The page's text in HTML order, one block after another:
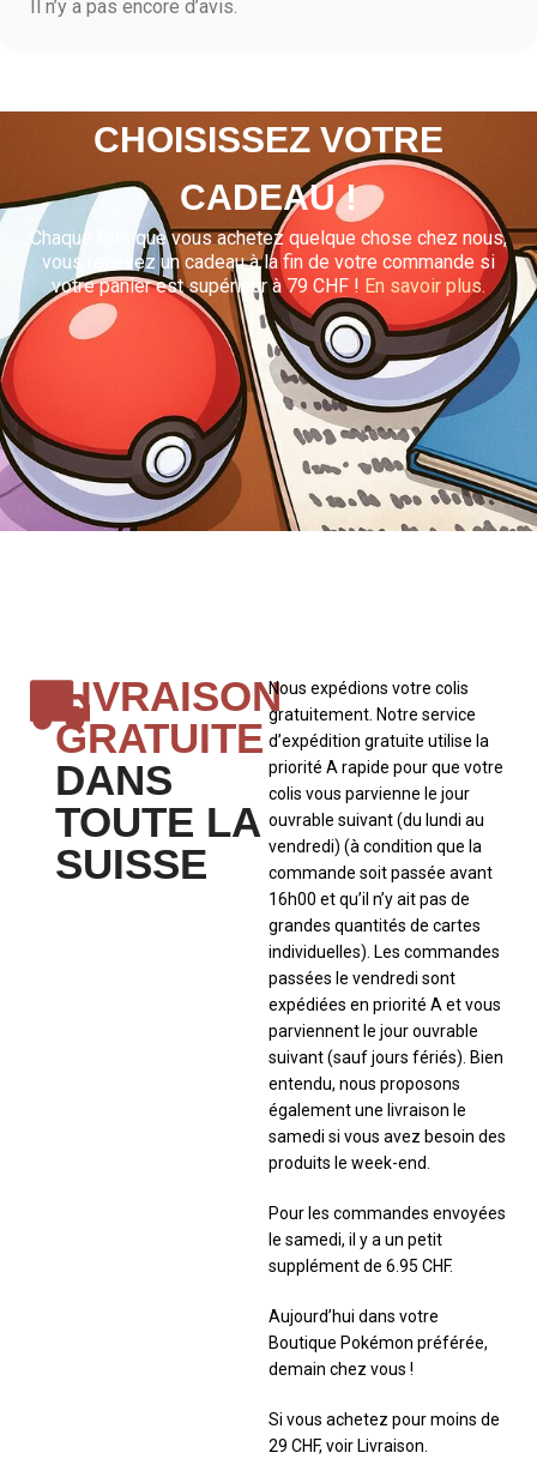
Il n’y a pas encore d’avis.
CHOISISSEZ VOTRE
CADEAU !
Chaque fois que vous achetez quelque chose chez nous,
vous recevez un cadeau à la fin de votre commande si
votre panier est supérieur à 79 CHF ! En savoir plus.
LIVRAISON
GRATUITE
DANS
TOUTE LA
SUISSE
Nous expédions votre colis
gratuitement. Notre service
d’expédition gratuite utilise la
priorité A rapide pour que votre
colis vous parvienne le jour
ouvrable suivant (du lundi au
vendredi) (à condition que la
commande soit passée avant
16h00 et qu’il n’y ait pas de
grandes quantités de cartes
individuelles). Les commandes
passées le vendredi sont
expédiées en priorité A et vous
parviennent le jour ouvrable
suivant (sauf jours fériés). Bien
entendu, nous proposons
également une livraison le
samedi si vous avez besoin des
produits le week-end.
Pour les commandes envoyées
le samedi, il y a un petit
supplément de 6.95 CHF.
Aujourd’hui dans votre
Boutique Pokémon préférée,
demain chez vous !
Si vous achetez pour moins de
29 CHF, voir Livraison.